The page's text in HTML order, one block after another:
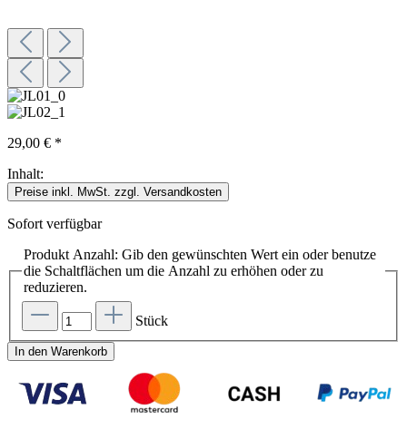
29,00 € *
Inhalt:
Preise inkl. MwSt. zzgl. Versandkosten
Sofort verfügbar
Produkt Anzahl: Gib den gewünschten Wert ein oder benutze
die Schaltflächen um die Anzahl zu erhöhen oder zu
reduzieren.
Stück
In den Warenkorb